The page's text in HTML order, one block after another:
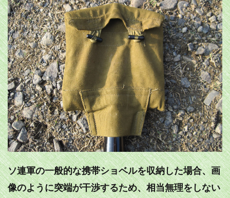
ソ連軍の一般的な携帯ショベルを収納した場合、画
像のように突端が干渉するため、相当無理をしない